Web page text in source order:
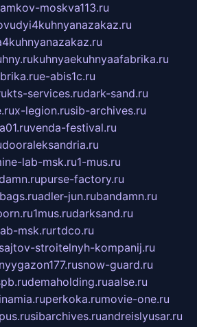
moskva113.ru
kuhnyaekuhnyaafabrika.ru
e-abis1c.ru
kts-services.rudark-sand.ru
x-legion.rusib-archives.ru
venda-festival.ru
dooraleksandria.ru
lab-msk.ru1-mus.ru
purse-factory.ru
adler-jun.rubandamn.ru
1mus.rudarksand.ru
msk.rurtdco.ru
stroitelnyh-kompanij.ru
snow-guard.ru
demaholding.ruaalse.ru
perkoka.rumovie-one.ru
sibarchives.ruandreislyusar.ru